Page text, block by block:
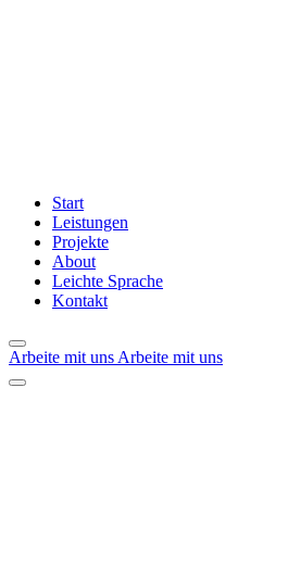
Start
Leistungen
Projekte
About
Leichte Sprache
Kontakt
Arbeite mit uns Arbeite mit uns